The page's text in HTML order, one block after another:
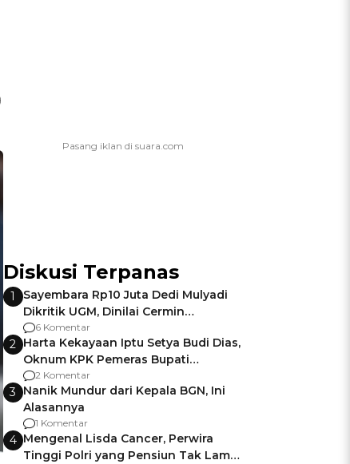
Diskusi Terpanas
1
Sayembara Rp10 Juta Dedi Mulyadi
Dikritik UGM, Dinilai Cermin
Gagalnya Negara Jamin Keamanan
6 Komentar
2 Harta Kekayaan Iptu Setya Budi Dias,
Oknum KPK Pemeras Bupati
Pemalang
2 Komentar
3 Nanik Mundur dari Kepala BGN, Ini
Alasannya
1 Komentar
4 Mengenal Lisda Cancer, Perwira
Tinggi Polri yang Pensiun Tak Lama